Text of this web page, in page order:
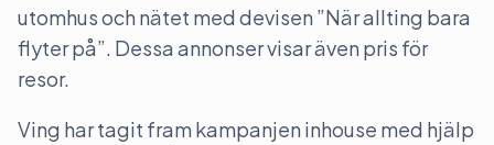
utomhus och nätet med devisen ”När allting bara
flyter på”. Dessa annonser visar även pris för
resor.
Ving har tagit fram kampanjen inhouse med hjälp